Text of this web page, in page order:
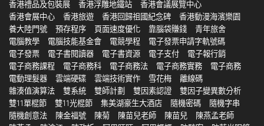
香港禮品及包裝展
香港浮雕地鐵站
香港會議展覽中心
香港會展中心
香港旅遊 香港回歸祖國紀念碑
香港動漫海濱樂園
養大陸門號
預存程序 頁面速度優化 靠腦袋賺錢
青年旅舍
電腦教學
電腦技能基金會 電競學程
電子發票申請字軌號碼
電子發票
電子書閱讀器 電子書資源 電子支付
電子報行銷
電子商務課程
電子商務科 電子商務法 電子商務實務
電子商務
電動理髮器
雲端硬碟 雲端技術實作 雪花梅
離線碼
雜湊值演算法
雙系統 雙師計劃 雙因素認證
雙因子變異數分析
雙11單棍節
雙11光棍節 集美湖豪生大酒店 隨機密碼
隨機字串
隨機創意法
陳金福號 陳菊 陳苗兒老師 陳苗兒
陳燕孟老師